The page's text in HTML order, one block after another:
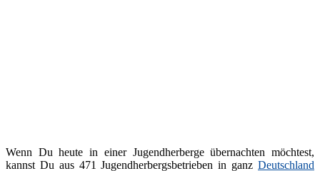
Wenn Du heute in einer Jugendherberge übernachten möchtest,
kannst Du aus 471 Jugendherbergsbetrieben in ganz Deutschland